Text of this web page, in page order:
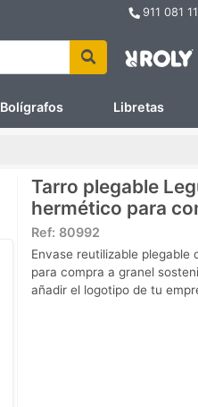
911 081
Bolígrafos Libretas
Tarro plegable
hermético para
Ref: 80992
Envase reutilizable
para compra a granel
añadir el logotipo de tu